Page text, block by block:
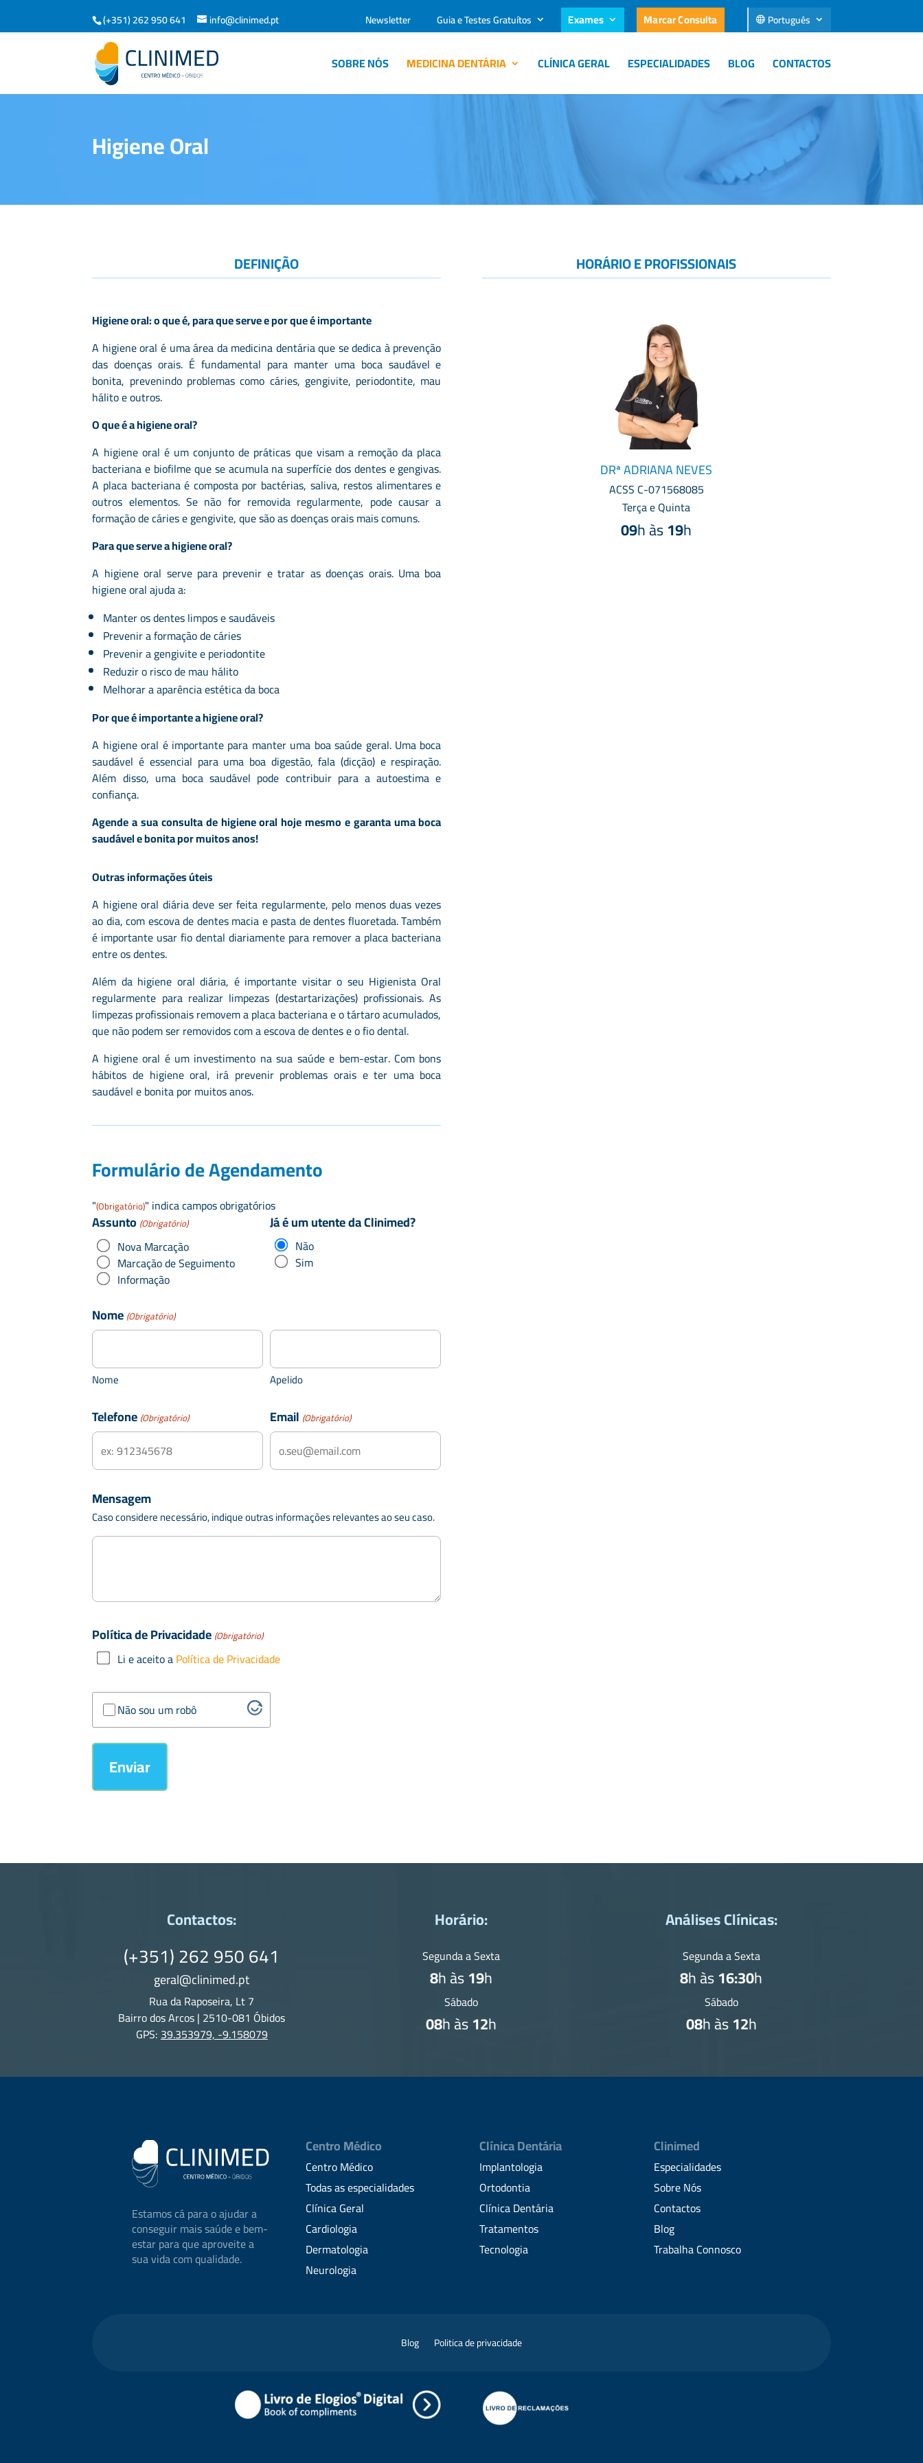
(+351) 262 950 641 info@clinimed.pt Newsletter Guia e Testes Gratuítos Exames Marcar Consulta Português
SOBRE NÓS MEDICINA DENTÁRIA CLÍNICA GERAL ESPECIALIDADES BLOG CONTACTOS
Higiene Oral
DEFINIÇÃO HORÁRIO E PROFISSIONAIS
Higiene oral: o que é, para que serve e por que é importante
A higiene oral é uma área da medicina dentária que se dedica à prevenção
das doenças orais. É fundamental para manter uma boca saudável e
bonita, prevenindo problemas como cáries, gengivite, periodontite, mau
hálito e outros.
O que é a higiene oral?
A higiene oral é um conjunto de práticas que visam a remoção da placa
bacteriana e biofilme que se acumula na superfície dos dentes e gengivas.
A placa bacteriana é composta por bactérias, saliva, restos alimentares e
outros elementos. Se não for removida regularmente, pode causar a
formação de cáries e gengivite, que são as doenças orais mais comuns.
Para que serve a higiene oral?
A higiene oral serve para prevenir e tratar as doenças orais. Uma boa
higiene oral ajuda a:
Manter os dentes limpos e saudáveis
Prevenir a formação de cáries
Prevenir a gengivite e periodontite
Reduzir o risco de mau hálito
Melhorar a aparência estética da boca
Por que é importante a higiene oral?
A higiene oral é importante para manter uma boa saúde geral. Uma boca
saudável é essencial para uma boa digestão, fala (dicção) e respiração.
Além disso, uma boca saudável pode contribuir para a autoestima e
confiança.
Agende a sua consulta de higiene oral hoje mesmo e garanta uma boca
saudável e bonita por muitos anos!
Outras informações úteis
A higiene oral diária deve ser feita regularmente, pelo menos duas vezes
ao dia, com escova de dentes macia e pasta de dentes fluoretada. Também
é importante usar fio dental diariamente para remover a placa bacteriana
entre os dentes.
Além da higiene oral diária, é importante visitar o seu Higienista Oral
regularmente para realizar limpezas (destartarizações) profissionais. As
limpezas profissionais removem a placa bacteriana e o tártaro acumulados,
que não podem ser removidos com a escova de dentes e o fio dental.
A higiene oral é um investimento na sua saúde e bem-estar. Com bons
hábitos de higiene oral, irá prevenir problemas orais e ter uma boca
saudável e bonita por muitos anos.
DRª ADRIANA NEVES
ACSS C-071568085
Terça e Quinta
09h às19h
Formulário de Agendamento
"(Obrigatório)" indica campos obrigatórios
Assunto (Obrigatório)
Nova Marcação
Marcação de Seguimento
Informação
Já é um utente da Clinimed?
Não
Sim
Nome (Obrigatório)
Nome Apelido
Telefone (Obrigatório) Email (Obrigatório)
Mensagem
Caso considere necessário, indique outras informações relevantes ao seu caso.
Política de Privacidade (Obrigatório)
Li e aceito aPolítica de Privacidade
Verificação
Anti-
spam
Não sou um robô
Contactos:
(+351) 262 950 641
geral@clinimed.pt
Rua da Raposeira, Lt 7
Bairro dos Arcos | 2510-081 Óbidos
GPS:39.353979, -9.158079
Horário:
Segunda a Sexta
8h às19h
Sábado
08h às12h
Análises Clínicas:
Segunda a Sexta
8h às16:30h
Sábado
08h às12h
Estamos cá para o ajudar a
conseguir mais saúde e bem-
estar para que aproveite a
sua vida com qualidade.
Centro Médico
Centro Médico
Todas as especialidades
Clínica Geral
Cardiologia
Dermatologia
Neurologia
Clínica Dentária
Implantologia
Ortodontia
Clínica Dentária
Tratamentos
Tecnologia
Clinimed
Especialidades
Sobre Nós
Contactos
Blog
Trabalha Connosco
Blog Politica de privacidade